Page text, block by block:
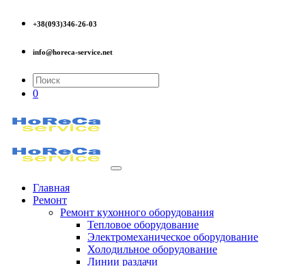
+38(093)346-26-03
info@horeca-service.net
0
Главная
Ремонт
Ремонт кухонного оборудования
Тепловое оборудование
Электромеханическое оборудование
Холодильное оборудование
Линии раздачи